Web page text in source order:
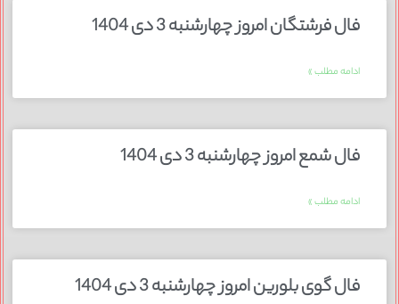
فال فرشتگان امروز چهارشنبه 3 دی 1404
ادامه مطلب »
فال شمع امروز چهارشنبه 3 دی 1404
ادامه مطلب »
فال گوی بلورین امروز چهارشنبه 3 دی 1404